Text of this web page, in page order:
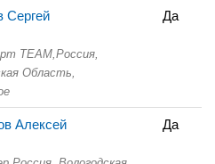
Сергей
TEAM, Россия,
Область,
Да
Алексей Да